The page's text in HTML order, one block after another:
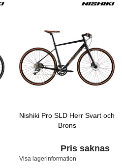
Nishiki Pro SLD Herr Svart och
Brons
Pris saknas
Visa lagerinformation